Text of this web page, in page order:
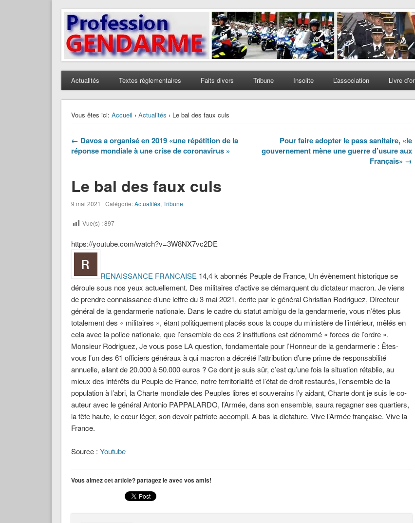
Profession Gendarme
Le journal des gendarmes
Actualités Textes règlementaires Faits divers Tribune Insolite L’association Livre d’or
Vous êtes ici: Accueil › Actualités › Le bal des faux culs
← Davos a organisé en 2019 «une répétition de la
réponse mondiale à une crise de coronavirus »
Pour faire adopter le pass sanitaire, «le
gouvernement mène une guerre d’usure aux
Français» →
Le bal des faux culs
9 mai 2021 | Catégorie:Actualités, Tribune
Vue(s) :897
https://youtube.com/watch?v=3W8NX7vc2DE
RENAISSANCE FRANCAISE 14,4 k abonnés Peuple de France, Un évènement historique se
déroule sous nos yeux actuellement. Des militaires d’active se démarquent du dictateur macron. Je viens
de prendre connaissance d’une lettre du 3 mai 2021, écrite par le général Christian Rodriguez, Directeur
général de la gendarmerie nationale. Dans le cadre du statut ambigu de la gendarmerie, vous n’êtes plus
totalement des « militaires », étant politiquement placés sous la coupe du ministère de l’intérieur, mêlés en
cela avec la police nationale, que l’ensemble de ces 2 institutions est dénommé « forces de l’ordre ».
Monsieur Rodriguez, Je vous pose LA question, fondamentale pour l’Honneur de la gendarmerie : Êtes-
vous l’un des 61 officiers généraux à qui macron a décrété l’attribution d’une prime de responsabilité
annuelle, allant de 20.000 à 50.000 euros ? Ce dont je suis sûr, c’est qu’une fois la situation rétablie, au
mieux des intérêts du Peuple de France, notre territorialité et l’état de droit restaurés, l’ensemble de la
population à l’abri, la Charte mondiale des Peuples libres et souverains l’y aidant, Charte dont je suis le co-
auteur avec le général Antonio PAPPALARDO, l’Armée, dans son ensemble, saura regagner ses quartiers,
la tête haute, le cœur léger, son devoir patriote accompli. A bas la dictature. Vive l’Armée française. Vive la
France.
Source : Youtube
Vous aimez cet article? partagez le avec vos amis!